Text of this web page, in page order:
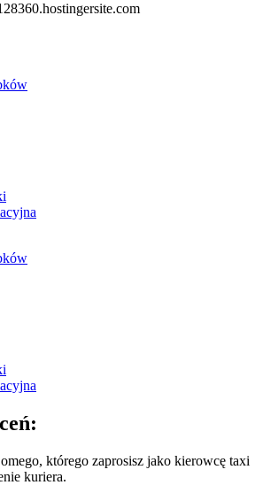
którego zaprosisz jako kierowcę taxi
kuriera.